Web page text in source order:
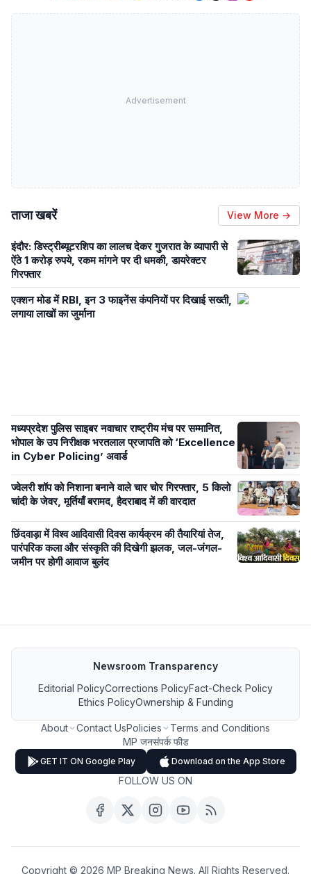
Advertisement
ताजा खबरें View More →
इंदौर: डिस्ट्रीब्यूटरशिप का लालच देकर गुजरात के व्यापारी से
ऐंठे 1 करोड़ रुपये, रकम मांगने पर दी धमकी, डायरेक्टर
गिरफ्तार
एक्शन मोड में RBI, इन 3 फाइनेंस कंपनियों पर दिखाई सख्ती,
लगाया लाखों का जुर्माना
मध्यप्रदेश पुलिस साइबर नवाचार राष्ट्रीय मंच पर सम्मानित,
भोपाल के उप निरीक्षक भरतलाल प्रजापति को ‘Excellence
in Cyber Policing’ अवार्ड
ज्वेलरी शॉप को निशाना बनाने वाले चार चोर गिरफ्तार, 5 किलो
चांदी के जेवर, मूर्तियाँ बरामद, हैदराबाद में की वारदात
छिंदवाड़ा में विश्व आदिवासी दिवस कार्यक्रम की तैयारियां तेज,
पारंपरिक कला और संस्कृति की दिखेगी झलक, जल-जंगल-
जमीन पर होगी आवाज बुलंद
Newsroom Transparency
Editorial PolicyCorrections PolicyFact-Check Policy
Ethics PolicyOwnership & Funding
About Contact UsPolicies
Terms and Conditions
MP जनसंपर्क फीड
GET IT ON Google Play Download on the App Store
FOLLOW US ON
Copyright © 2026 MP Breaking News. All Rights Reserved.